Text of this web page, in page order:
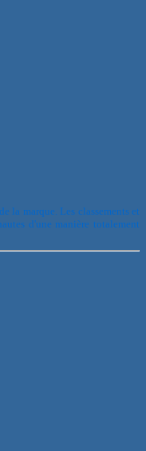
la marque. Les classements et
d'une manière totalement